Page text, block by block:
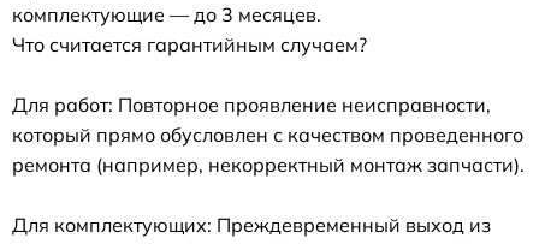
комплектующие — до 3 месяцев.
Что считается гарантийным случаем?
Для работ: Повторное проявление неисправности,
который прямо обусловлен с качеством проведенного
ремонта (например, некорректный монтаж запчасти).
Для комплектующих: Преждевременный выход из